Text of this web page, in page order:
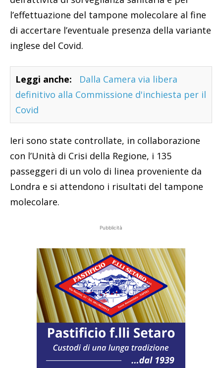
l’effettuazione del tampone molecolare al fine
di accertare l’eventuale presenza della variante
inglese del Covid.
Leggi anche:
Dalla Camera via libera
definitivo alla Commissione d'inchiesta per il
Covid
Ieri sono state controllate, in collaborazione
con l’Unità di Crisi della Regione, i 135
passeggeri di un volo di linea proveniente da
Londra e si attendono i risultati del tampone
molecolare.
Pubblicità